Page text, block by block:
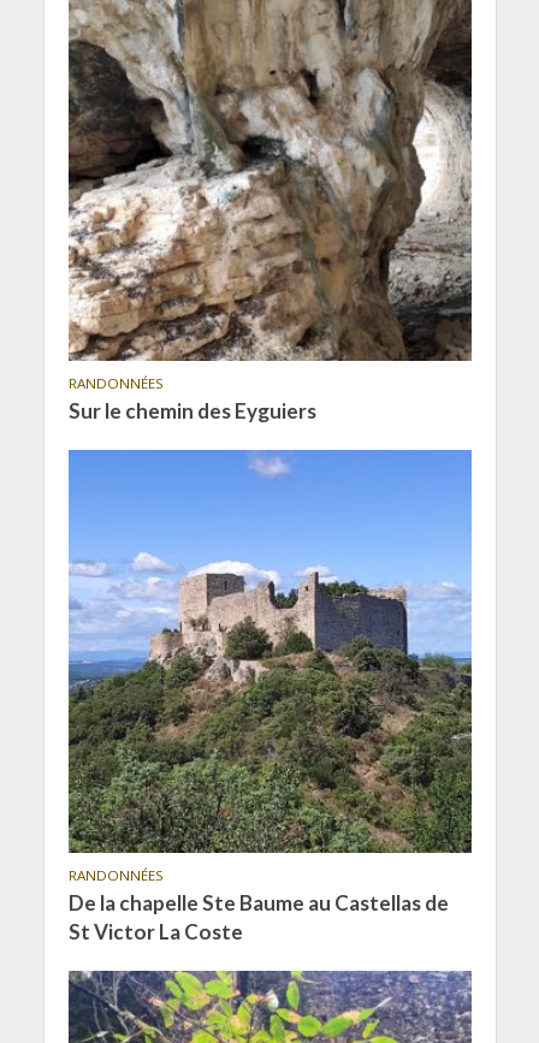
RANDONNÉES
Sur le chemin des Eyguiers
RANDONNÉES
De la chapelle Ste Baume au Castellas de
St Victor La Coste